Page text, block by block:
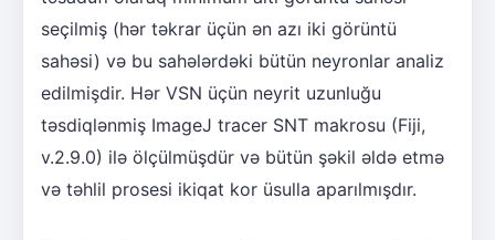
seçilmiş (hər təkrar üçün ən azı iki görüntü
sahəsi) və bu sahələrdəki bütün neyronlar analiz
edilmişdir. Hər VSN üçün neyrit uzunluğu
təsdiqlənmiş ImageJ tracer SNT makrosu (Fiji,
v.2.9.0) ilə ölçülmüşdür və bütün şəkil əldə etmə
və təhlil prosesi ikiqat kor üsulla aparılmışdır.